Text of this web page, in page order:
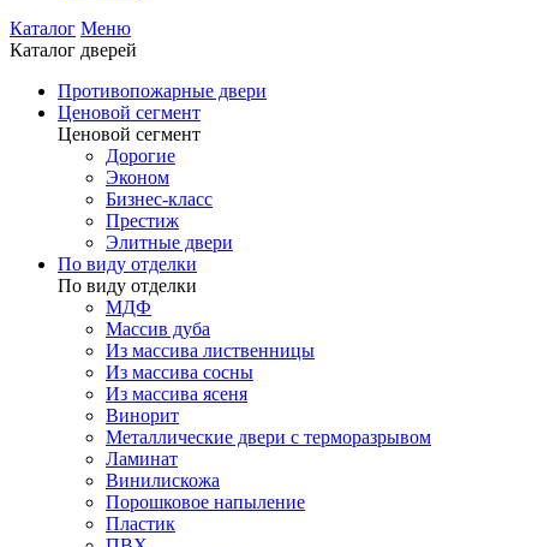
Каталог Меню
Каталог дверей
Противопожарные двери
Ценовой сегмент
Ценовой сегмент
Дорогие
Эконом
Бизнес-класс
Престиж
Элитные двери
По виду отделки
По виду отделки
МДФ
Массив дуба
Из массива лиственницы
Из массива сосны
Из массива ясеня
Винорит
Металлические двери с терморазрывом
Ламинат
Винилискожа
Порошковое напыление
Пластик